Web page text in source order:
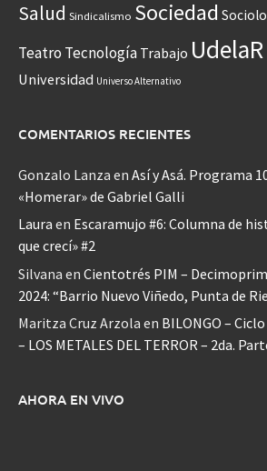
Salud Sindicalismo Sociedad
Teatro Tecnología Trabajo UdelaR
Universidad Universo Alternativo
COMENTARIOS RECIENTES
Gonzalo Lanza en Así y Asá. Programa
«Homerar» de Gabriel Galli
Laura en Escaramujo #6: Columna de
que crecí» #2
Silvana en Cientotrés PIM –
2024: “Barrio Nuevo Viñedo, Punta de
Maritza Cruz Arzola en BILONGO –
– LOS METALES DEL TERROR – 2da.
AHORA EN VIVO